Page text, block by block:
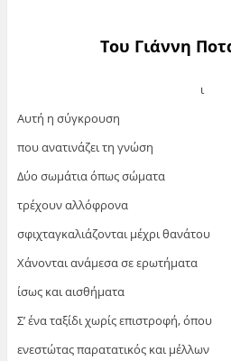
Του Γιάννη
ι
Αυτή η σύγκρουση
που ανατινάζει τη γνώση
Δύο σωμάτια όπως σώματα
τρέχουν αλλόφρονα
σφιχταγκαλιάζονται μέχρι θανάτου
Χάνονται ανάμεσα σε ερωτήματα
ίσως και αισθήματα
Σ’ ένα ταξίδι χωρίς επιστροφή, όπου
ενεστώτας παρατατικός και μέλλων